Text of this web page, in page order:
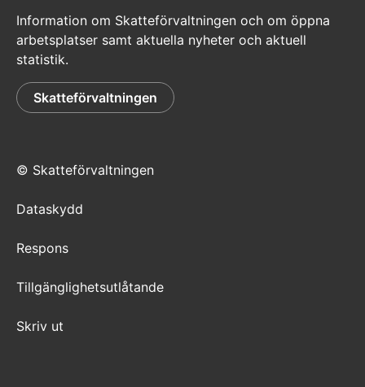
Information om Skatteförvaltningen och om öppna
arbetsplatser samt aktuella nyheter och aktuell
statistik.
Skatteförvaltningen
© Skatteförvaltningen
Dataskydd
Respons
Tillgänglighetsutlåtande
Skriv ut